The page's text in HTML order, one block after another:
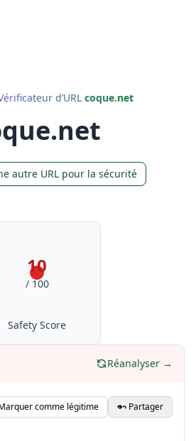
d’URL coque.net
autre URL pour la sécurité
10
/ 100
Safety Score
Réanalyser →
comme légitime Partager